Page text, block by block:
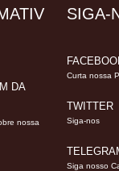
DA
nossa
SIGA-
Curta nossa
TWITTER
Siga-nos
Siga nosso